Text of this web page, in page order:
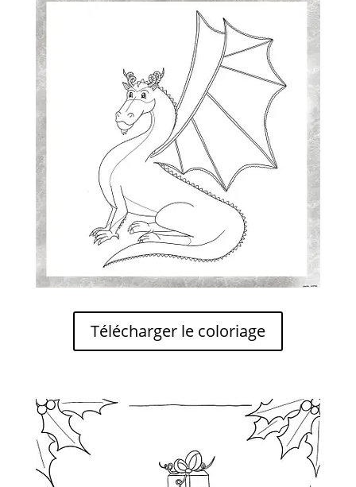
Télécharger le coloriage